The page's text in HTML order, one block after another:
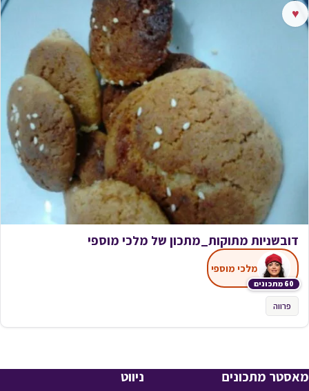
♥
דובשניות מתוקות_מתכון של מלכי מוספי
60 מתכונים
מלכי מוספי
פרווה
מאסטר מתכונים ניווט